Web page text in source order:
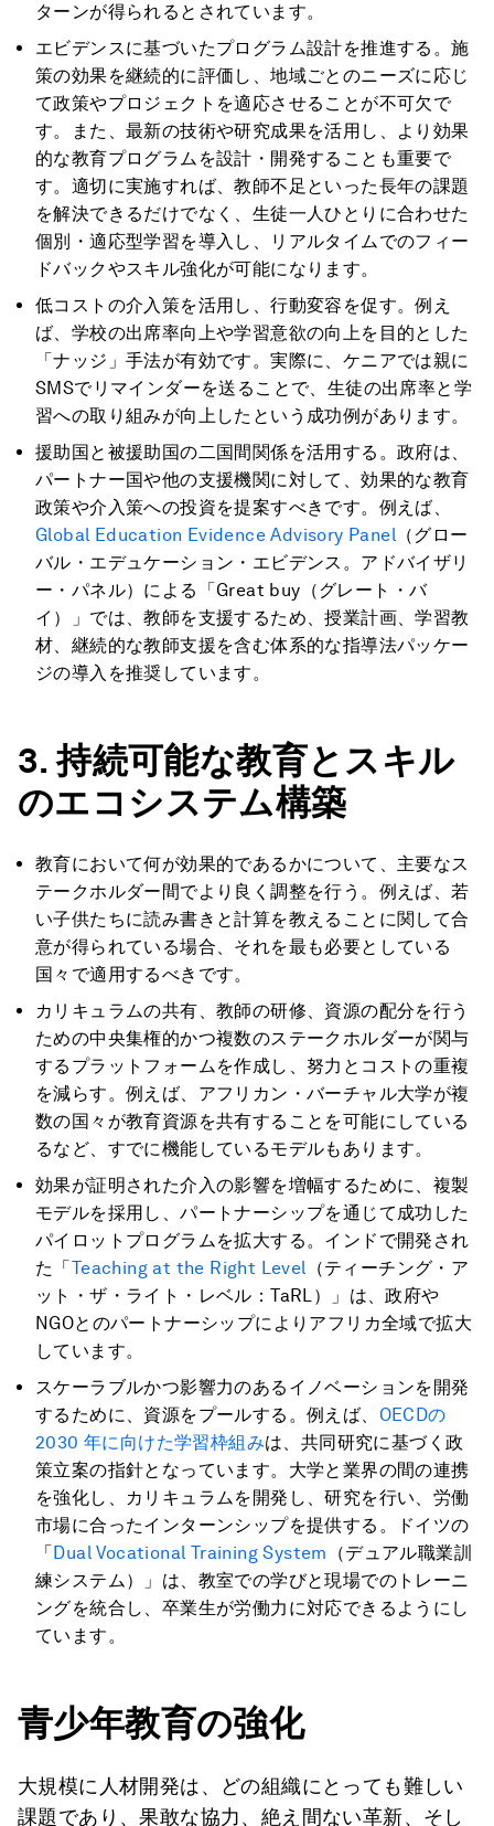
ターンが得られるとされています。
エビデンスに基づいたプログラム設計を推進する。施
策の効果を継続的に評価し、地域ごとのニーズに応じ
て政策やプロジェクトを適応させることが不可欠で
す。また、最新の技術や研究成果を活用し、より効果
的な教育プログラムを設計・開発することも重要で
す。適切に実施すれば、教師不足といった長年の課題
を解決できるだけでなく、生徒一人ひとりに合わせた
個別・適応型学習を導入し、リアルタイムでのフィー
ドバックやスキル強化が可能になります。
低コストの介入策を活用し、行動変容を促す。例え
ば、学校の出席率向上や学習意欲の向上を目的とした
「ナッジ」手法が有効です。実際に、ケニアでは親に
SMSでリマインダーを送ることで、生徒の出席率と学
習への取り組みが向上したという成功例があります。
援助国と被援助国の二国間関係を活用する。政府は、
パートナー国や他の支援機関に対して、効果的な教育
政策や介入策への投資を提案すべきです。例えば、
Global Education Evidence Advisory Panel （グロー
バル・エデュケーション・エビデンス。アドバイザリ
ー・パネル）による「Great buy（グレート・バ
イ）」では、教師を支援するため、授業計画、学習教
材、継続的な教師支援を含む体系的な指導法パッケー
ジの導入を推奨しています。
3. 持続可能な教育とスキル
のエコシステム構築
教育において何が効果的であるかについて、主要なス
テークホルダー間でより良く調整を行う。例えば、若
い子供たちに読み書きと計算を教えることに関して合
意が得られている場合、それを最も必要としている
国々で適用するべきです。
カリキュラムの共有、教師の研修、資源の配分を行う
ための中央集権的かつ複数のステークホルダーが関与
するプラットフォームを作成し、努力とコストの重複
を減らす。例えば、アフリカン・バーチャル大学が複
数の国々が教育資源を共有することを可能にしている
るなど、すでに機能しているモデルもあります。
効果が証明された介入の影響を増幅するために、複製
モデルを採用し、パートナーシップを通じて成功した
パイロットプログラムを拡大する。インドで開発され
た「Teaching at the Right Level （ティーチング・ア
ット・ザ・ライト・レベル：TaRL）」は、政府や
NGOとのパートナーシップによりアフリカ全域で拡大
しています。
スケーラブルかつ影響力のあるイノベーションを開発
するために、資源をプールする。例えば、 OECDの
2030 年に向けた学習枠組みは、共同研究に基づく政
策立案の指針となっています。大学と業界の間の連携
を強化し、カリキュラムを開発し、研究を行い、労働
市場に合ったインターンシップを提供する。ドイツの
「Dual Vocational Training System （デュアル職業訓
練システム）」は、教室での学びと現場でのトレーニ
ングを統合し、卒業生が労働力に対応できるようにし
ています。
青少年教育の強化
大規模に人材開発は、どの組織にとっても難しい
課題であり、果敢な協力、絶え間ない革新、そし